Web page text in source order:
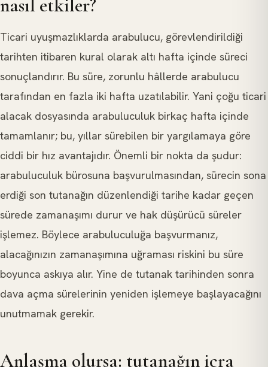
nasıl etkiler?
Ticari uyuşmazlıklarda arabulucu, görevlendirildiği
tarihten itibaren kural olarak altı hafta içinde süreci
sonuçlandırır. Bu süre, zorunlu hâllerde arabulucu
tarafından en fazla iki hafta uzatılabilir. Yani çoğu ticari
alacak dosyasında arabuluculuk birkaç hafta içinde
tamamlanır; bu, yıllar sürebilen bir yargılamaya göre
ciddi bir hız avantajıdır. Önemli bir nokta da şudur:
arabuluculuk bürosuna başvurulmasından, sürecin sona
erdiği son tutanağın düzenlendiği tarihe kadar geçen
sürede zamanaşımı durur ve hak düşürücü süreler
işlemez. Böylece arabuluculuğa başvurmanız,
alacağınızın zamanaşımına uğraması riskini bu süre
boyunca askıya alır. Yine de tutanak tarihinden sonra
dava açma sürelerinin yeniden işlemeye başlayacağını
unutmamak gerekir.
Anlaşma olursa: tutanağın icra